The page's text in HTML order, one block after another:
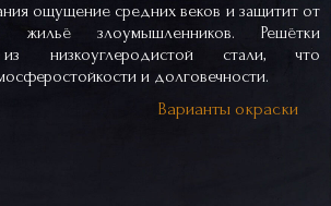
ощущение средних веков и защитит от
жильё злоумышленников. Решётки
из низкоуглеродистой стали, что
и долговечности.
Варианты окраски